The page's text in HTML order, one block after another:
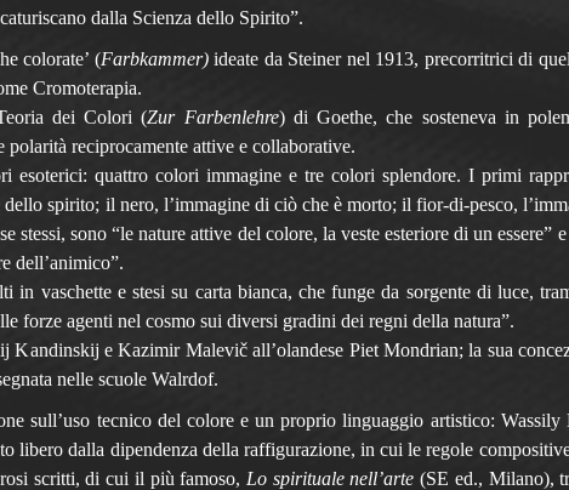
dalla Scienza dello Spirito”.
colorate’ (Farbkammer)ideate da Steiner nel 1913, precorritrici di
Cromoterapia.
dei Colori (Zur Farbenlehre) di Goethe, che sosteneva in
reciprocamente attive e collaborative.
esoterici: quattro colori immagine e tre colori splendore. I primi
spirito; il nero, l’immagine di ciò che è morto; il fior-di-pesco,
sono “le nature attive del colore, la veste esteriore di un essere”
dell’animico”.
vaschette e stesi su carta bianca, che funge da sorgente di luce,
forze agenti nel cosmo sui diversi gradini dei regni della natura”.
e Kazimir Malevič all’olandese Piet Mondrian; la sua
nelle scuole Walrdof.
sull’uso tecnico del colore e un proprio linguaggio artistico:
libero dalla dipendenza della raffigurazione, in cui le regole
scritti, di cui il più famoso, Lo spirituale nell’arte (SE ed., Milano),